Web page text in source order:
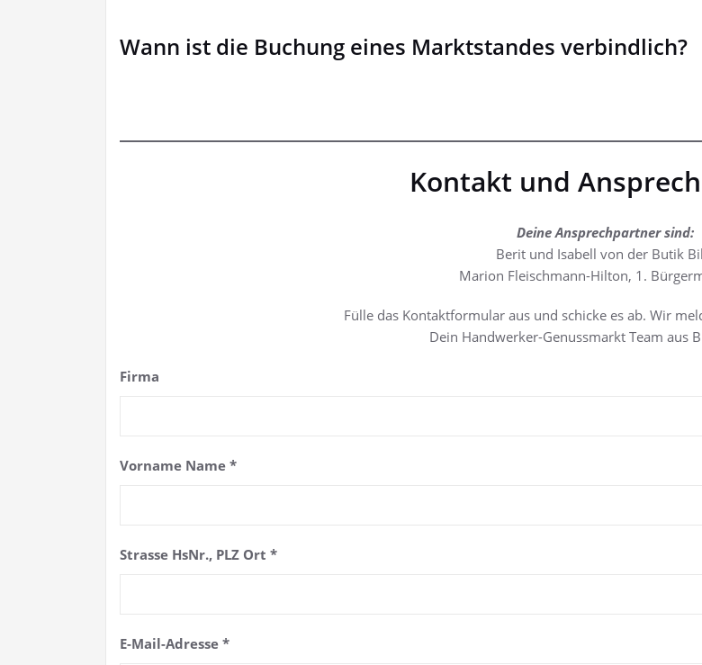
Wann ist die Buchung eines Marktstandes verbindlich?
Kontakt und
Deine Ansprechpartner sind:
Berit und Isabell von der Butik
Marion Fleischmann-Hilton, 1.
Fülle das Kontaktformular aus und schicke es ab. Wir
Dein Handwerker-Genussmarkt Team aus
Firma
Vorname Name *
Strasse HsNr., PLZ Ort *
E-Mail-Adresse *